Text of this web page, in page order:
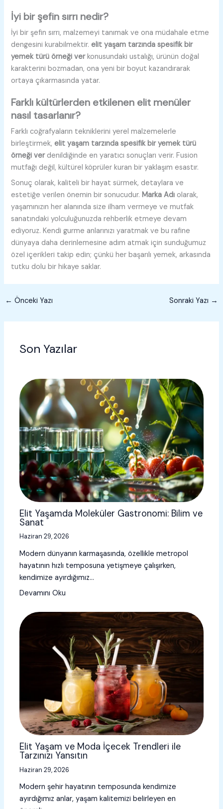
İyi bir şefin sırrı nedir?
İyi bir şefin sırrı, malzemeyi tanımak ve ona müdahale etme
dengesini kurabilmektir.elit yaşam tarzında spesifik bir
yemek türü örneği verkonusundaki ustalığı, ürünün doğal
karakterini bozmadan, ona yeni bir boyut kazandırarak
ortaya çıkarmasında yatar.
Farklı kültürlerden etkilenen elit menüler
nasıl tasarlanır?
Farklı coğrafyaların tekniklerini yerel malzemelerle
birleştirmek,elit yaşam tarzında spesifik bir yemek türü
örneği verdenildiğinde en yaratıcı sonuçları verir. Fusion
mutfağı değil, kültürel köprüler kuran bir yaklaşım esastır.
Sonuç olarak, kaliteli bir hayat sürmek, detaylara ve
estetiğe verilen önemin bir sonucudur.Marka Adı olarak,
yaşamınızın her alanında size ilham vermeye ve mutfak
sanatındaki yolculuğunuzda rehberlik etmeye devam
ediyoruz. Kendi gurme anlarınızı yaratmak ve bu rafine
dünyaya daha derinlemesine adım atmak için sunduğumuz
özel içerikleri takip edin; çünkü her başarılı yemek, arkasında
tutku dolu bir hikaye saklar.
← Önceki Yazı Sonraki Yazı →
Son Yazılar
Elit Yaşamda Moleküler Gastronomi: Bilim ve
Sanat
Haziran 29, 2026
Modern dünyanın karmaşasında, özellikle metropol
hayatının hızlı temposuna yetişmeye çalışırken,
kendimize ayırdığımız…
Devamını Oku
Elit Yaşam ve Moda İçecek Trendleri ile
Tarzınızı Yansıtın
Haziran 29, 2026
Modern şehir hayatının temposunda kendimize
ayırdığımız anlar, yaşam kalitemizi belirleyen en